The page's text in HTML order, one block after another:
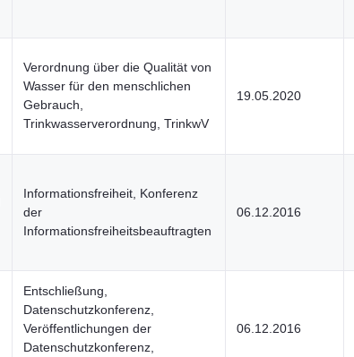
Verordnung über die Qualität von
Wasser für den menschlichen
Gebrauch,
Trinkwasserverordnung, TrinkwV
19.05.2020
Informationsfreiheit, Konferenz
der
Informationsfreiheitsbeauftragten
06.12.2016
Entschließung,
Datenschutzkonferenz,
Veröffentlichungen der
Datenschutzkonferenz,
06.12.2016